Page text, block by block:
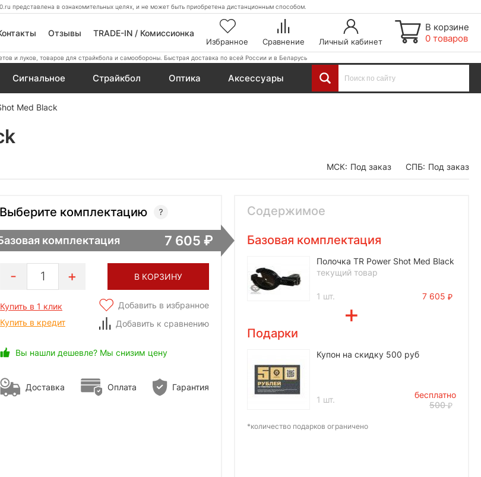
представлена в ознакомительных целях, и не может быть приобретена дистанционным способом.
Отзывы TRADE-IN / Комиссионка
Избранное Сравнение Личный кабинет
В корзине
0 товаров
и луков, товаров для страйкбола и самообороны. Быстрая доставка по всей России и в Беларусь
Сигнальное Страйкбол Оптика Аксессуары
Med Black
МСК: Под заказ СПБ: Под заказ
Выберите комплектацию
комплектация 7 605
1 В КОРЗИНУ
Купить в 1 клик
Купить в кредит
Добавить в избранное
Добавить к сравнению
Вы нашли дешевле? Мы снизим цену
Доставка Оплата Гарантия
Содержимое
Базовая комплектация
Полочка TR Power Shot Med Black
текущий товар
1 шт. 7 605
Подарки
Купон на скидку 500 руб
1 шт.
бесплатно
500
*количество подарков ограничено